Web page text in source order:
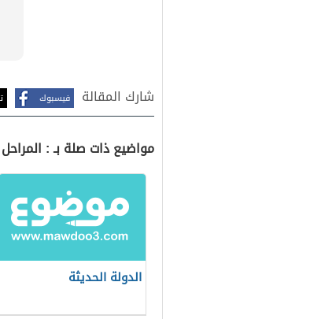
شارك المقالة فيسبوك
مواضيع ذات صلة بـ : المراحل
الدولة الحديثة